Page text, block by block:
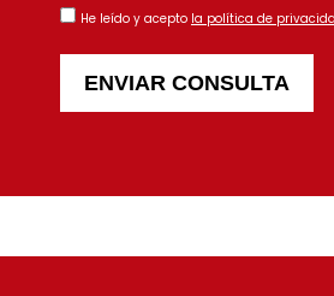
He leído y acepto la política de
ENVIAR CONSULTA